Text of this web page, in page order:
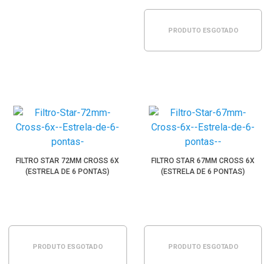
PRODUTO ESGOTADO
FILTRO STAR 72MM CROSS 6X
(ESTRELA DE 6 PONTAS)
PRODUTO ESGOTADO
FILTRO STAR 67MM CROSS 6X
(ESTRELA DE 6 PONTAS)
PRODUTO ESGOTADO